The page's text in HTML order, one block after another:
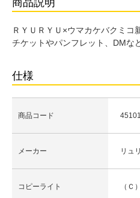
商品説明
ＲＹＵＲＹＵ×ウマカケバクミコ
チケットやパンフレット、DMな
仕様
商品コード
メーカー リュ
コピーライト （